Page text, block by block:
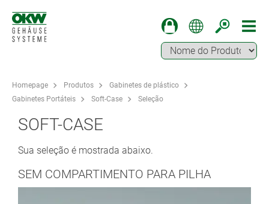
Homepage Produtos
Gabinetes de plástico
Gabinetes Portáteis
Soft-Case Seleção
SOFT-CASE
Sua seleção é mostrada abaixo.
SEM COMPARTIMENTO PARA PILHA